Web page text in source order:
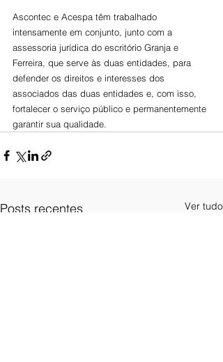
Ascontec e Acespa têm trabalhado
intensamente em conjunto, junto com a
assessoria jurídica do escritório Granja e
Ferreira, que serve às duas entidades, para
defender os direitos e interesses dos
associados das duas entidades e, com isso,
fortalecer o serviço público e permanentemente
garantir sua qualidade.
Posts recentes Ver tudo